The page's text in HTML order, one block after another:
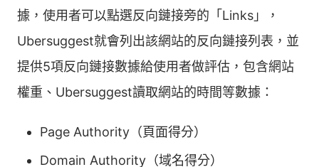
據，使用者可以點選反向鏈接旁的「Links」，
Ubersuggest就會列出該網站的反向鏈接列表，並
提供5項反向鏈接數據給使用者做評估，包含網站
權重、Ubersuggest讀取網站的時間等數據：
Page Authority（頁面得分）
Domain Authority（域名得分）